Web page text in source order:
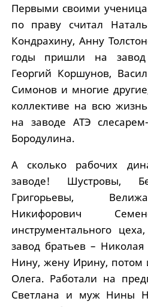
Первыми своими
по праву считал
Кондрахину, Анну
годы пришли на
Георгий Коршунов,
Симонов и многие
коллективе на всю
на заводе АТЭ
Бородулина.
А сколько рабочих
заводе! Шустровы,
Григорьевы,
Никифорович
инструментального
завод братьев –
Нину, жену Ирину, потом
Олега. Работали на
Светлана и муж Нины